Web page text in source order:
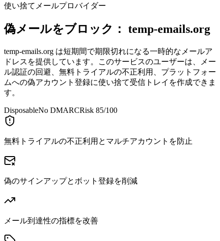
使い捨てメールプロバイダー
偽メールをブロック： temp-emails.org
temp-emails.org は短期間で期限切れになる一時的なメールア
ドレスを提供しています。このサービスのユーザーは、メー
ル認証の回避、無料トライアルの不正利用、プラットフォー
ムへの偽アカウント登録に使い捨て受信トレイを作成できま
す。
DisposableNo DMARCRisk 85/100
無料トライアルの不正利用とマルチアカウントを防止
偽のサインアップとボット登録を削減
メール到達性の指標を改善